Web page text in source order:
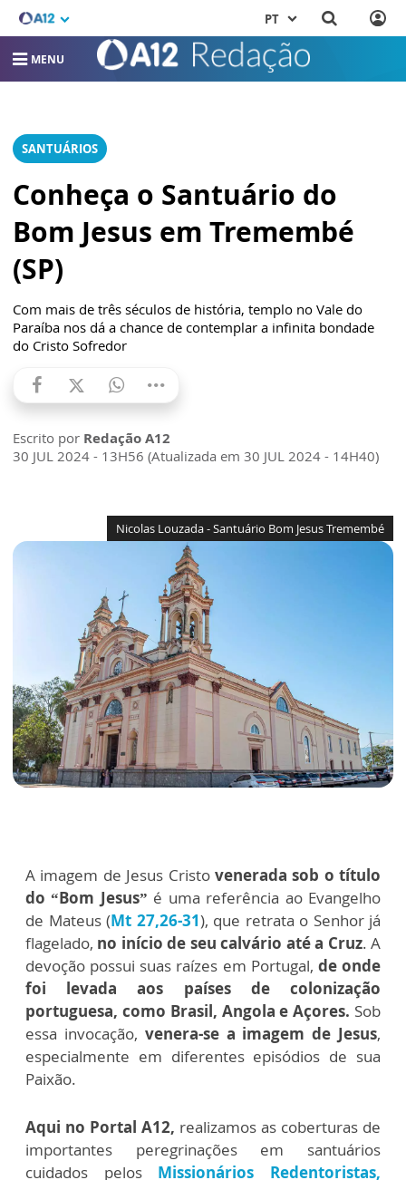
PT
MENU
SANTUÁRIOS
Conheça o Santuário do
Bom Jesus em Tremembé
(SP)
Com mais de três séculos de história, templo no Vale do
Paraíba nos dá a chance de contemplar a infinita bondade
do Cristo Sofredor
Escrito por Redação A12
30 JUL 2024 - 13H56 (Atualizada em 30 JUL 2024 - 14H40)
Nicolas Louzada - Santuário Bom Jesus Tremembé
A imagem de Jesus Cristo venerada sob o título
do “Bom Jesus” é uma referência ao Evangelho
de Mateus (Mt 27,26-31), que retrata o Senhor já
flagelado, no início de seu calvário até a Cruz. A
devoção possui suas raízes em Portugal, de onde
foi levada aos países de colonização
portuguesa, como Brasil, Angola e Açores. Sob
essa invocação, venera-se a imagem de Jesus,
especialmente em diferentes episódios de sua
Paixão.
Aqui no Portal A12, realizamos as coberturas de
importantes peregrinações em santuários
cuidados pelos Missionários Redentoristas,